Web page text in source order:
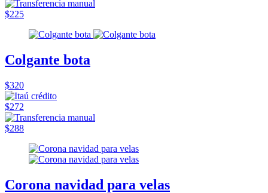
$225
Colgante bota
$320
$272
$288
Corona navidad para velas